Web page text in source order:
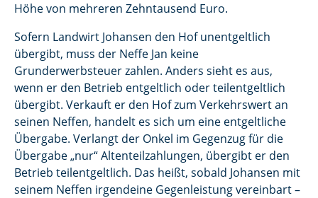
Höhe von mehreren Zehntausend Euro.
Sofern Landwirt Johansen den Hof unentgeltlich
übergibt, muss der Neffe Jan keine
Grunderwerbsteuer zahlen. Anders sieht es aus,
wenn er den Betrieb entgeltlich oder teilentgeltlich
übergibt. Verkauft er den Hof zum Verkehrswert an
seinen Neffen, handelt es sich um eine entgeltliche
Übergabe. Verlangt der Onkel im Gegenzug für die
Übergabe „nur“ Altenteilzahlungen, übergibt er den
Betrieb teilentgeltlich. Das heißt, sobald Johansen mit
seinem Neffen irgendeine Gegenleistung vereinbart –